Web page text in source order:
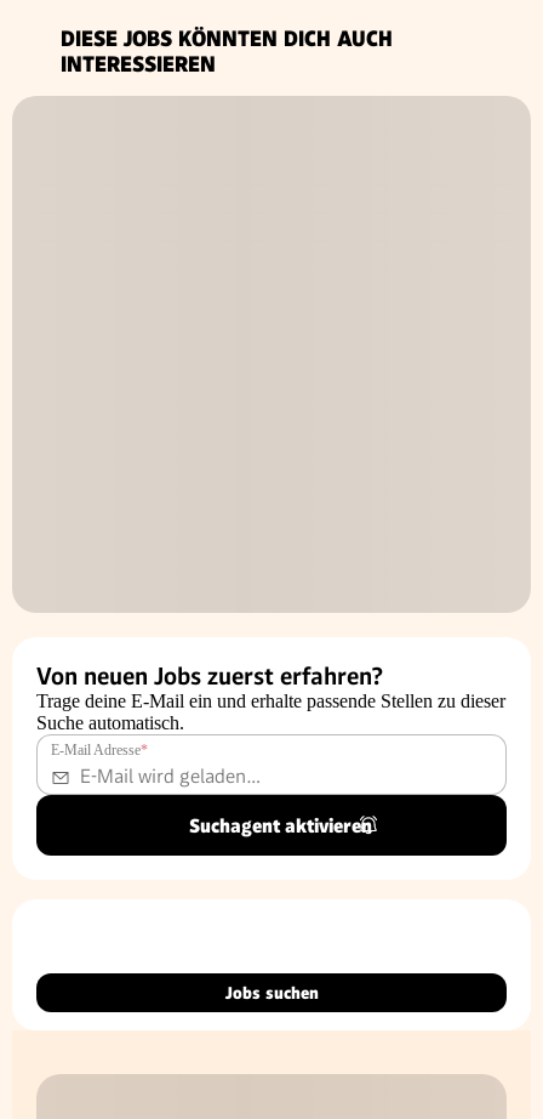
DIESE JOBS KÖNNTEN DICH AUCH
INTERESSIEREN
Von neuen Jobs zuerst erfahren?
Trage deine E-Mail ein und erhalte passende Stellen zu dieser
Suche automatisch.
E-Mail Adresse*
Suchagent aktivieren
Jobs suchen